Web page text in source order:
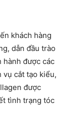
khách hàng
dẫn đầu trào
hành được các
vụ cắt tạo kiểu,
được
tình trạng tóc